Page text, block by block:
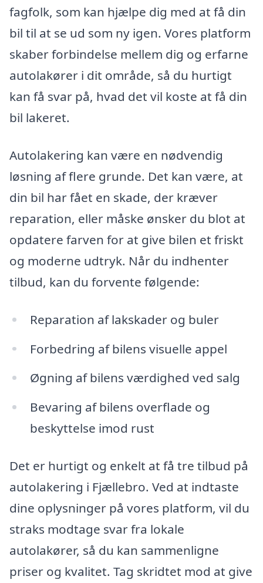
fagfolk, som kan hjælpe dig med at få din
bil til at se ud som ny igen. Vores platform
skaber forbindelse mellem dig og erfarne
autolakører i dit område, så du hurtigt
kan få svar på, hvad det vil koste at få din
bil lakeret.
Autolakering kan være en nødvendig
løsning af flere grunde. Det kan være, at
din bil har fået en skade, der kræver
reparation, eller måske ønsker du blot at
opdatere farven for at give bilen et friskt
og moderne udtryk. Når du indhenter
tilbud, kan du forvente følgende:
Reparation af lakskader og buler
Forbedring af bilens visuelle appel
Øgning af bilens værdighed ved salg
Bevaring af bilens overflade og
beskyttelse imod rust
Det er hurtigt og enkelt at få tre tilbud på
autolakering i Fjællebro. Ved at indtaste
dine oplysninger på vores platform, vil du
straks modtage svar fra lokale
autolakører, så du kan sammenligne
priser og kvalitet. Tag skridtet mod at give